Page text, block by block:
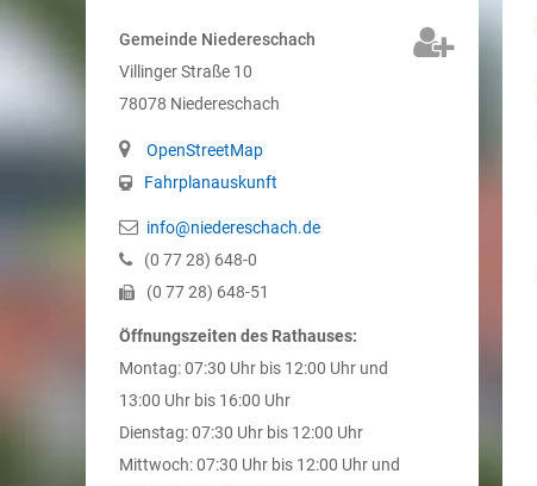
Gemeinde Niedereschach
Villinger Straße 10
78078 Niedereschach
OpenStreetMap
Fahrplanauskunft
info@niedereschach.de
(0 7728) 648-0
(0 7728) 648-51
Öffnungszeiten des Rathauses:
Montag: 07:30 Uhr bis 12:00 Uhr und
13:00 Uhr bis 16:00 Uhr
Dienstag: 07:30 Uhr bis 12:00 Uhr
Mittwoch: 07:30 Uhr bis 12:00 Uhr und